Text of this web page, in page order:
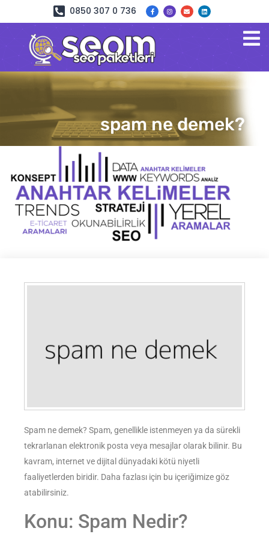
0850 307 0 736
spam ne demek?
Spam ne demek? Spam, genellikle istenmeyen ya da sürekli
tekrarlanan elektronik posta veya mesajlar olarak bilinir. Bu
kavram, internet ve dijital dünyadaki kötü niyetli
faaliyetlerden biridir. Daha fazlası için bu içeriğimize göz
atabilirsiniz.
Konu: Spam Nedir?